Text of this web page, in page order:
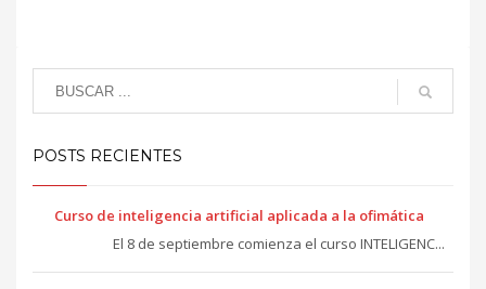
POSTS RECIENTES
Curso de inteligencia artificial aplicada a la ofimática
El 8 de septiembre comienza el curso INTELIGENC...